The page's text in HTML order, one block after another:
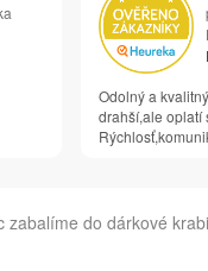
Odolný a
drahší,ale oplatí
do dárkové